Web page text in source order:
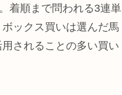
着順まで問われる3連単
ックス買いは選んだ馬
されることの多い買い